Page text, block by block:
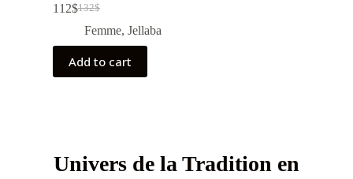
132$
112$
Femme, Jellaba
Add to cart
Univers de la Tradition en